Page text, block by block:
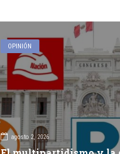
OPINIÓN
agosto 2, 2026